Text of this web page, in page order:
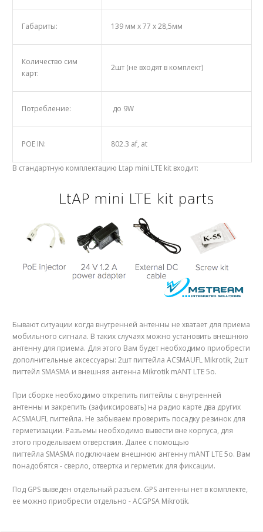
Габариты: 139 мм x 77 x 28,5мм
Количество сим
карт:
2шт (не входят в комплект)
Потребление: до 9W
POE IN: 802.3 af, at
В стандартную комплектацию Ltap mini LTE kit входит:
Бывают ситуации когда внутренней антенны не хватает для приема
мобильного сигнала. В таких случаях можно установить внешнюю
антенну для приема. Для этого Вам будет необходимо приобрести
дополнительные аксессуары: 2шт пигтейла ACSMAUFL Mikrotik, 2шт
пигтейл SMASMA и внешняя антенна Mikrotik mANT LTE 5o.
При сборке необходимо открепить пигтейлы с внутренней
антенны и закрепить (зафиксировать) на радио карте два других
ACSMAUFL пигтейла. Не забываем проверить посадку резинок для
герметизации. Разъемы необходимо вывести вне корпуса, для
этого проделываем отверствия. Далее с помощью
пигтейла SMASMA подключаем внешнюю антенну mANT LTE 5o. Вам
понадобятся - сверло, отвертка и герметик для фиксации.
Под GPS выведен отдельный разъем. GPS антенны нет в комплекте,
ее можно приобрести отдельно - ACGPSA Mikrotik.